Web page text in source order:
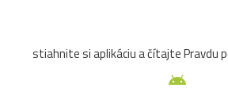
stiahnite si aplikáciu a čítajte Pravdu